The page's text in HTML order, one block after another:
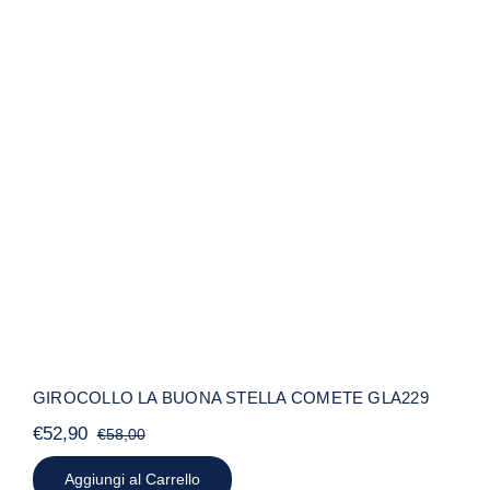
GIROCOLLO LA BUONA STELLA COMETE GLA229
€58,00Il
€52,90
Il
Aggiungi al Carrello